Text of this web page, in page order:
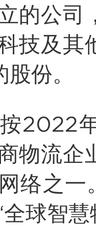
的公司
技及其
份。
2022
物流企
络之
球智